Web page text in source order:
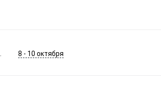
8 - 10 октября